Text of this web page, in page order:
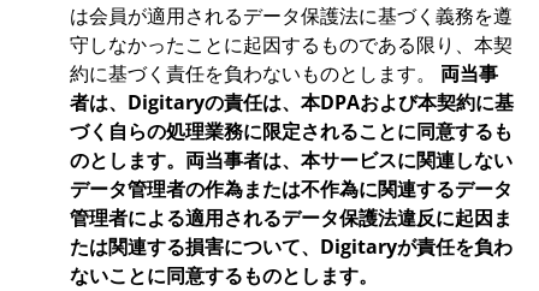
は会員が適用されるデータ保護法に基づく義務を遵
守しなかったことに起因するものである限り、本契
約に基づく責任を負わないものとします。 両当事
者は、Digitaryの責任は、本DPAおよび本契約に基
づく自らの処理業務に限定されることに同意するも
のとします。両当事者は、本サービスに関連しない
データ管理者の作為または不作為に関連するデータ
管理者による適用されるデータ保護法違反に起因ま
たは関連する損害について、Digitaryが責任を負わ
ないことに同意するものとします。